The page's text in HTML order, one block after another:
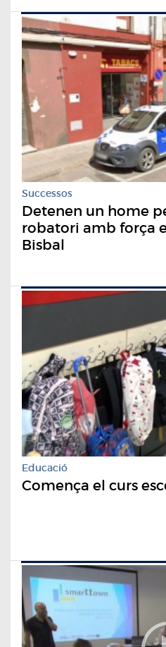
Successos
Detenen un home
robatori amb força
Bisbal
Educació
Comença el curs